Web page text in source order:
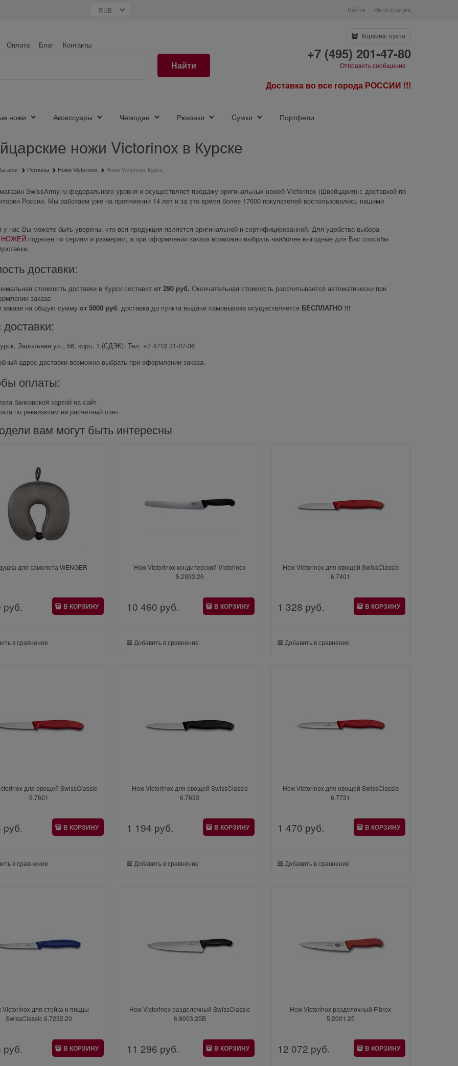
Войти Регистрация
Оплата Блог Контакты
Найти
Корзина: пусто
+7 (495) 201-47-80
Отправить сообщение
Доставка во все города РОССИИ !!!
ножи Аксессуары Чемодан Рюкзаки Cумки Портфели
ножи Victorinox в Курске
Регионы Ножи Victorinox Ножи Victorinox Курск
SwissArmy.ru федерального уровня и осуществляет продажу оригинальных ножей Victorinox (Швейцария) с доставкой по
России. Мы работаем уже на протяжении 14 лет и за это время более 17600 покупателей воспользовались нашими
у нас Вы можете быть уверены, что вся продукция является оригинальной и сертифицированной. Для удобства выбора
НОЖЕЙ поделен по сериям и размерам, а при оформлении заказа возможно выбрать наиболее выгодные для Вас способы
доставки:
стоимость доставки в Курск составит от 290 руб. Окончательная стоимость рассчитывается автоматически при
заказа
заказе на общую сумму от 5000 руб. доставка до пункта выдачи самовывоза осуществляется БЕСПЛАТНО !!!
Запольная ул., 56, корп. 1 (СДЭК). Тел: +7 4712 31‑07-36
адрес доставки возможно выбрать при оформлении заказа.
оплаты:
банковской картой на сайт
по реквизитам на расчетный счет
вам могут быть интересны
для самолета WENGER
руб. В КОРЗИНУ
в сравнение
Нож Victorinox кондитерский Victorinox
5.2933.26
10 460 руб. В КОРЗИНУ
Добавить в сравнение
Нож Victorinox для овощей SwissClassic
6.7401
1 328 руб. В КОРЗИНУ
Добавить в сравнение
для овощей SwissClassic
6.7601
руб. В КОРЗИНУ
в сравнение
Нож Victorinox для овощей SwissClassic
6.7633
1 194 руб. В КОРЗИНУ
Добавить в сравнение
Нож Victorinox для овощей SwissClassic
6.7731
1 470 руб. В КОРЗИНУ
Добавить в сравнение
для стейка и пиццы
SwissClassic 6.7232.20
руб. В КОРЗИНУ
Нож Victorinox разделочный SwissClassic
6.8003.25B
11 296 руб. В КОРЗИНУ
Нож Victorinox разделочный Fibrox
5.2001.25
12 072 руб. В КОРЗИНУ